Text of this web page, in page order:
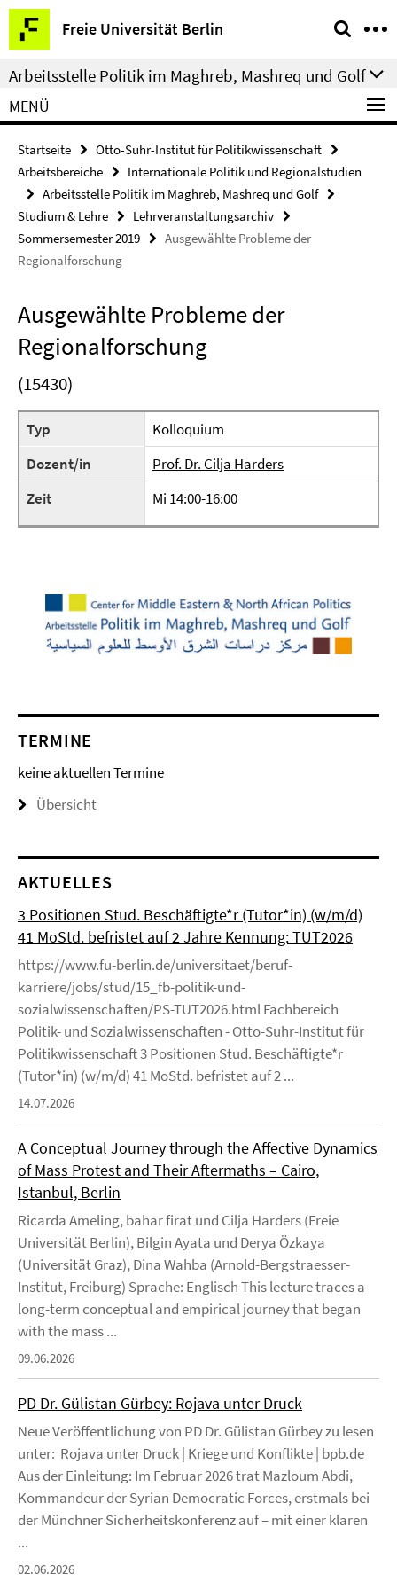
Springe
direkt
zu
Inhalt
Freie Universität Berlin
Service-
Navigation
Arbeitsstelle Politik im Maghreb, Mashreq und Golf
MENÜ
Startseite
Otto-Suhr-Institut für Politikwissenschaft
Arbeitsbereiche
Internationale Politik und Regionalstudien
Arbeitsstelle Politik im Maghreb, Mashreq und Golf
Studium & Lehre
Lehrveranstaltungsarchiv
Sommersemester 2019
Ausgewählte Probleme der
Regionalforschung
Ausgewählte Probleme der
Regionalforschung
(15430)
Typ
Kolloquium
Dozent/in
Prof. Dr. Cilja Harders
Zeit
Mi 14:00-16:00
TERMINE
keine aktuellen Termine
Übersicht
AKTUELLES
3 Positionen Stud. Beschäftigte*r (Tutor*in) (w/m/d)
41 MoStd. befristet auf 2 Jahre Kennung: TUT2026
https://www.fu-berlin.de/universitaet/beruf-
karriere/jobs/stud/15_fb-politik-und-
sozialwissenschaften/PS-TUT2026.html Fachbereich
Politik- und Sozialwissenschaften - Otto-Suhr-Institut für
Politikwissenschaft 3 Positionen Stud. Beschäftigte*r
(Tutor*in) (w/m/d) 41 MoStd. befristet auf 2 ...
14.07.2026
A Conceptual Journey through the Affective Dynamics
of Mass Protest and Their Aftermaths – Cairo,
Istanbul, Berlin
Ricarda Ameling, bahar firat und Cilja Harders (Freie
Universität Berlin), Bilgin Ayata und Derya Özkaya
(Universität Graz), Dina Wahba (Arnold-Bergstraesser-
Institut, Freiburg) Sprache: Englisch This lecture traces a
long-term conceptual and empirical journey that began
with the mass ...
09.06.2026
PD Dr. Gülistan Gürbey: Rojava unter Druck
Neue Veröffentlichung von PD Dr. Gülistan Gürbey zu lesen
unter: Rojava unter Druck | Kriege und Konflikte | bpb.de
Aus der Einleitung: Im Februar 2026 trat Mazloum Abdi,
Kommandeur der Syrian Democratic Forces, erstmals bei
der Münchner Sicherheitskonferenz auf – mit einer klaren
...
02.06.2026